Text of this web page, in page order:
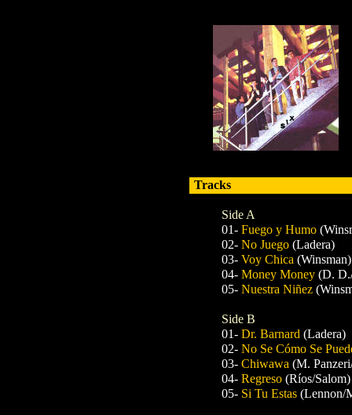
Tracks
Side A
01- Fuego y Humo
02- No Juego (Ladera)
03- Voy Chica (Winsman)
04- Money Money (D.
05- Nuestra Niñez
Side B
01- Dr. Barnard (Ladera)
02- No Se Cómo Se
03- Chiwawa (M.
04- Regreso (Ríos/Salom)
05- Si Tu Estas (Lennon/